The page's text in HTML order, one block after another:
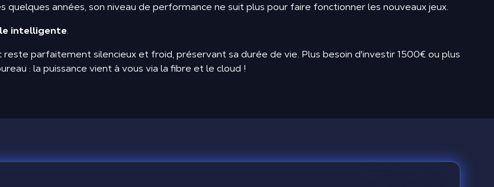
années, son niveau de performance ne suit plus pour faire fonctionner les nouveaux jeux.
intelligente.
parfaitement silencieux et froid, préservant sa durée de vie. Plus besoin d'investir 1500€ ou plus
: la puissance vient à vous via la fibre et le cloud !